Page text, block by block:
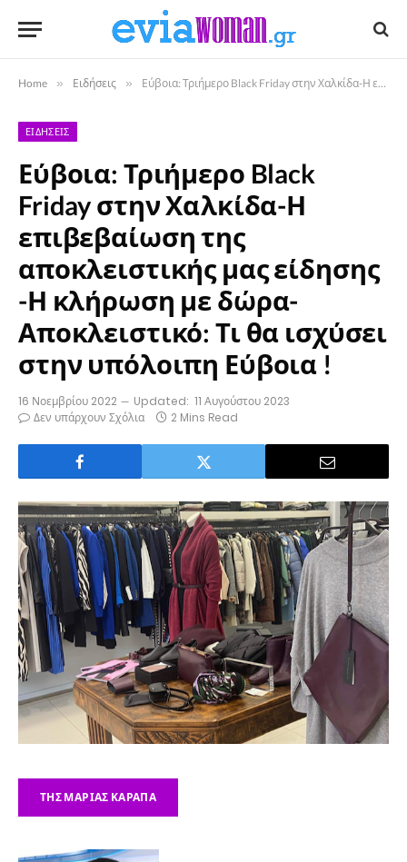
Home » Ειδήσεις » Εύβοια: Τριήμερο Black Friday στην Χαλκίδα-Η επιβεβαίωση της αποκλειστικής μας είδησης -Η κλήρωση με δώρα- Αποκλειστικό: Τι θα ισχύσει στην υπόλοιπη Εύβοια !
ΕΙΔΉΣΕΙΣ
Εύβοια: Τριήμερο Black
Friday στην Χαλκίδα-Η
επιβεβαίωση της
αποκλειστικής μας είδησης
-Η κλήρωση με δώρα-
Αποκλειστικό: Τι θα ισχύσει
στην υπόλοιπη Εύβοια !
16 Νοεμβρίου 2022 Updated: 11 Αυγούστου 2023
Δεν υπάρχουν Σχόλια
2 Mins Read
ΤΗΣ ΜΑΡΊΑΣ ΚΑΡΆΠΑ